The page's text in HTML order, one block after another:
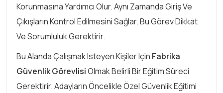
Korunmasına Yardımcı Olur. Aynı Zamanda Giriş Ve
Çıkışların Kontrol Edilmesini Sağlar. Bu Görev Dikkat
Ve Sorumluluk Gerektirir.
Bu Alanda Çalışmak Isteyen Kişiler Için Fabrika
Güvenlik GörevlisiOlmak Belirli Bir Eğitim Süreci
Gerektirir. Adayların Öncelikle Özel Güvenlik Eğitimi